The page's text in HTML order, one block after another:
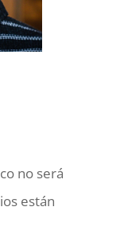
no será
están